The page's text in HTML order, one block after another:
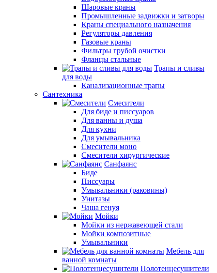
Шаровые краны
Промышленные задвижки и затворы
Краны специального назначения
Регуляторы давления
Газовые краны
Фильтры грубой очистки
Фланцы стальные
Трапы и сливы
для воды
Канализационные трапы
Сантехника
Смесители
Для биде и писсуаров
Для ванны и душа
Для кухни
Для умывальника
Смесители моно
Смесители хирургические
Санфаянс
Биде
Писсуары
Умывальники (раковины)
Унитазы
Чаша генуя
Мойки
Мойки из нержавеющей стали
Мойки композитные
Умывальники
Мебель для
ванной комнаты
Полотенцесушители